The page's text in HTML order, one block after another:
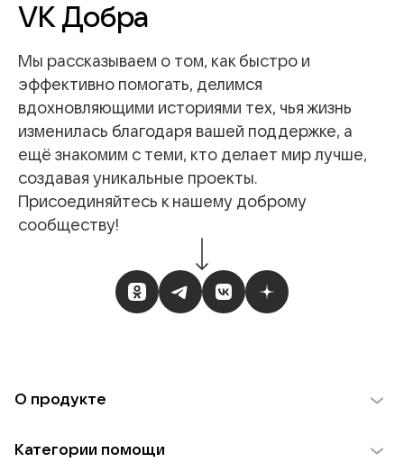
VK Добра
Мы рассказываем о том, как быстро и
эффективно помогать, делимся
вдохновляющими историями тех, чья жизнь
изменилась благодаря вашей поддержке, а
ещё знакомим с теми, кто делает мир лучше,
создавая уникальные проекты.
Присоединяйтесь к нашему доброму
сообществу!
О продукте
Категории помощи